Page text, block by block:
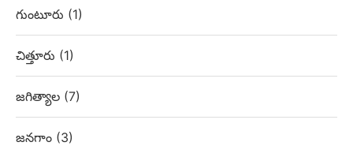
గుంటూరు (1)
చిత్తూరు (1)
జగిత్యాల (7)
జనగాం (3)